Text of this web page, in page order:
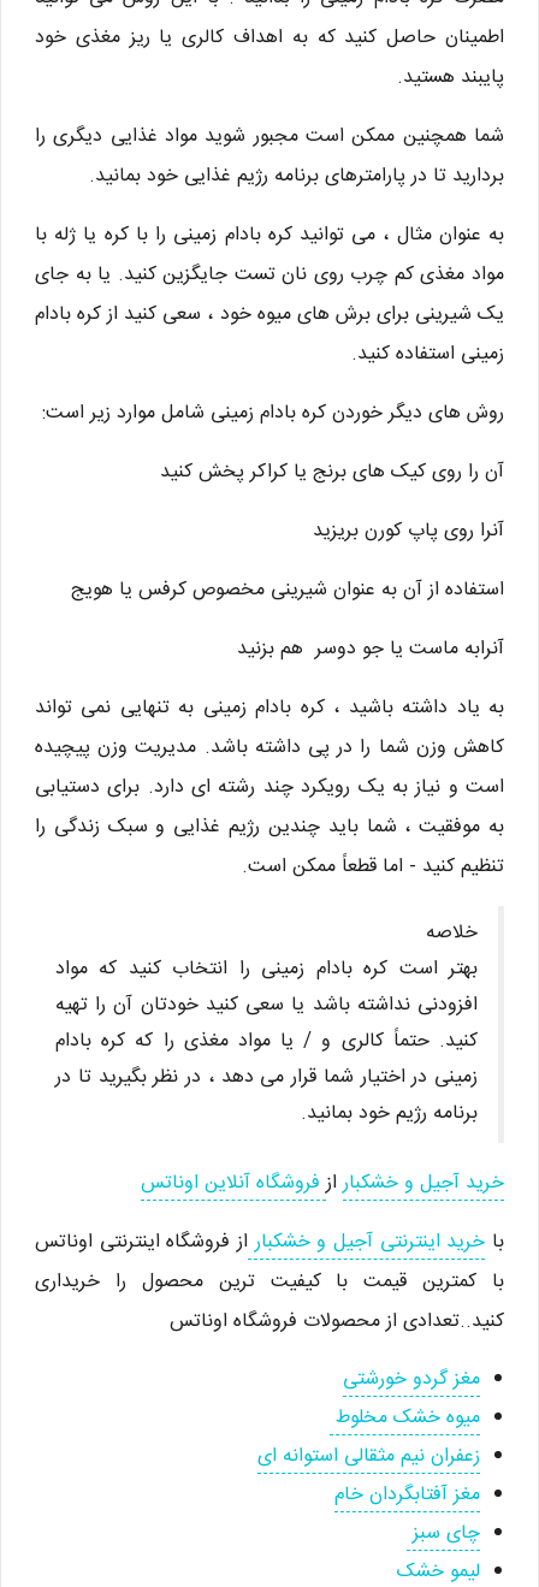
اطمینان حاصل کنید که به اهداف کالری یا ریز مغذی خود
پایبند هستید.
شما همچنین ممکن است مجبور شوید مواد غذایی دیگری را
بردارید تا در پارامترهای برنامه رژیم غذایی خود بمانید.
به عنوان مثال ، می توانید کره بادام زمینی را با کره یا ژله با
مواد مغذی کم چرب روی نان تست جایگزین کنید. یا به جای
یک شیرینی برای برش های میوه خود ، سعی کنید از کره بادام
زمینی استفاده کنید.
روش های دیگر خوردن کره بادام زمینی شامل موارد زیر است:
آن را روی کیک های برنج یا کراکر پخش کنید
آنرا روی پاپ کورن بریزید
استفاده از آن به عنوان شیرینی مخصوص کرفس یا هویج
آنرابه ماست یا جو دوسر هم بزنید
به یاد داشته باشید ، کره بادام زمینی به تنهایی نمی تواند
کاهش وزن شما را در پی داشته باشد. مدیریت وزن پیچیده
است و نیاز به یک رویکرد چند رشته ای دارد. برای دستیابی
به موفقیت ، شما باید چندین رژیم غذایی و سبک زندگی را
تنظیم کنید - اما قطعاً ممکن است.
خلاصه
بهتر است کره بادام زمینی را انتخاب کنید که مواد
افزودنی نداشته باشد یا سعی کنید خودتان آن را تهیه
کنید. حتماً کالری و / یا مواد مغذی را که کره بادام
زمینی در اختیار شما قرار می دهد ، در نظر بگیرید تا در
برنامه رژیم خود بمانید.
خرید آجیل و خشکبارازفروشگاه آنلاین اوناتس
با خرید اینترنتی آجیل و خشکبار از فروشگاه اینترنتی اوناتس
با کمترین قیمت با کیفیت ترین محصول را خریداری
کنید..تعدادی از محصولات فروشگاه اوناتس
مغز گردو خورشتی
میوه خشک مخلوط
زعفران نیم مثقالی استوانه ای
مغز آفتابگردان خام
چای سبز
لیمو خشک